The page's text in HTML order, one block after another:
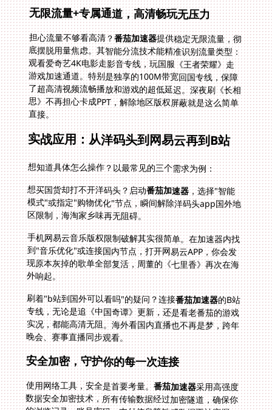
无限流量+专属通道，高清畅玩无压力
担心流量不够看高清？番茄加速器提供稳定无限流量，彻
底摆脱用量焦虑。其智能分流技术能精准识别流量类型：
观看爱奇艺4K电影走影音专线，玩国服《王者荣耀》走
游戏加速通道。特别是独享的100M带宽回国专线，保障
了超高清视频流畅播放和游戏的超低延迟。深夜刷《长相
思》不再担心卡成PPT，解除地区版权屏蔽就是这么简单
直接。
实战应用：从洋码头到网易云再到B站
想知道具体怎么操作？以最常见的三个需求为例：
想买国货却打不开洋码头？启动番茄加速器，选择"智能
模式"或指定"购物优化"节点，瞬间解除洋码头app国外地
区限制，海淘家乡味再无阻碍。
手机网易云音乐版权限制破解其实很简单。在加速器内找
到"音乐优化"或连接国内节点，打开网易云APP，你会发
现原本灰掉的歌单全部复活，周董的《七里香》再次在海
外响起。
刷着"b站到国外可以看吗"的疑问？连接番茄加速器的B站
专线，无论是追《中国奇谭》更新，还是看老番茄的游戏
实况，都能高清无阻。海外看国内直播也不再是梦，跨年
晚会、赛事直播同步观看。
安全加密，守护你的每一次连接
使用网络工具，安全是首要考量。番茄加速器采用高强度
数据安全加密技术，所有传输数据经过加密隧道，确保你
的浏览记录、账号密码、支付信息等敏感数据不被窥探。
专线传输杜绝了数据绕行风险，防止信息泄露，让你在解